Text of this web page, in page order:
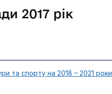
2017 рік
та спорту на 2018 – 2021 роки